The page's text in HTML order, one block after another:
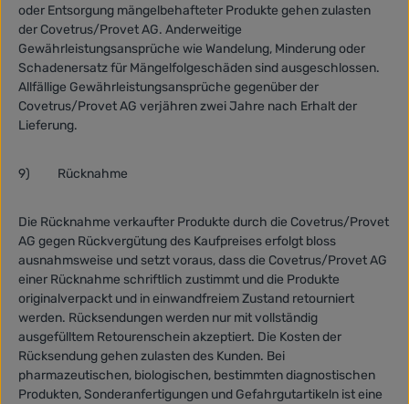
oder Entsorgung mängelbehafteter Produkte gehen zulasten
der Covetrus/Provet AG. Anderweitige
Gewährleistungsansprüche wie Wandelung, Minderung oder
Schadenersatz für Mängelfolgeschäden sind ausgeschlossen.
Allfällige Gewährleistungsansprüche gegenüber der
Covetrus/Provet AG verjähren zwei Jahre nach Erhalt der
Lieferung.
9) Rücknahme
Die Rücknahme verkaufter Produkte durch die Covetrus/Provet
AG gegen Rückvergütung des Kaufpreises erfolgt bloss
ausnahmsweise und setzt voraus, dass die Covetrus/Provet AG
einer Rücknahme schriftlich zustimmt und die Produkte
originalverpackt und in einwandfreiem Zustand retourniert
werden. Rücksendungen werden nur mit vollständig
ausgefülltem Retourenschein akzeptiert. Die Kosten der
Rücksendung gehen zulasten des Kunden. Bei
pharmazeutischen, biologischen, bestimmten diagnostischen
Produkten, Sonderanfertigungen und Gefahrgutartikeln ist eine